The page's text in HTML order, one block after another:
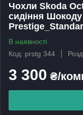
Чохли Skoda
сидіння
В наявності
Код: prstg 344
3 300 ₴/